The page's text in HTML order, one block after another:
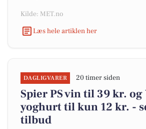
Kilde: MET.no
Læs hele artiklen her
DAGLIGVARER 20 timer siden
Spier PS vin til 39 kr. og
yoghurt til kun 12 kr. -
tilbud